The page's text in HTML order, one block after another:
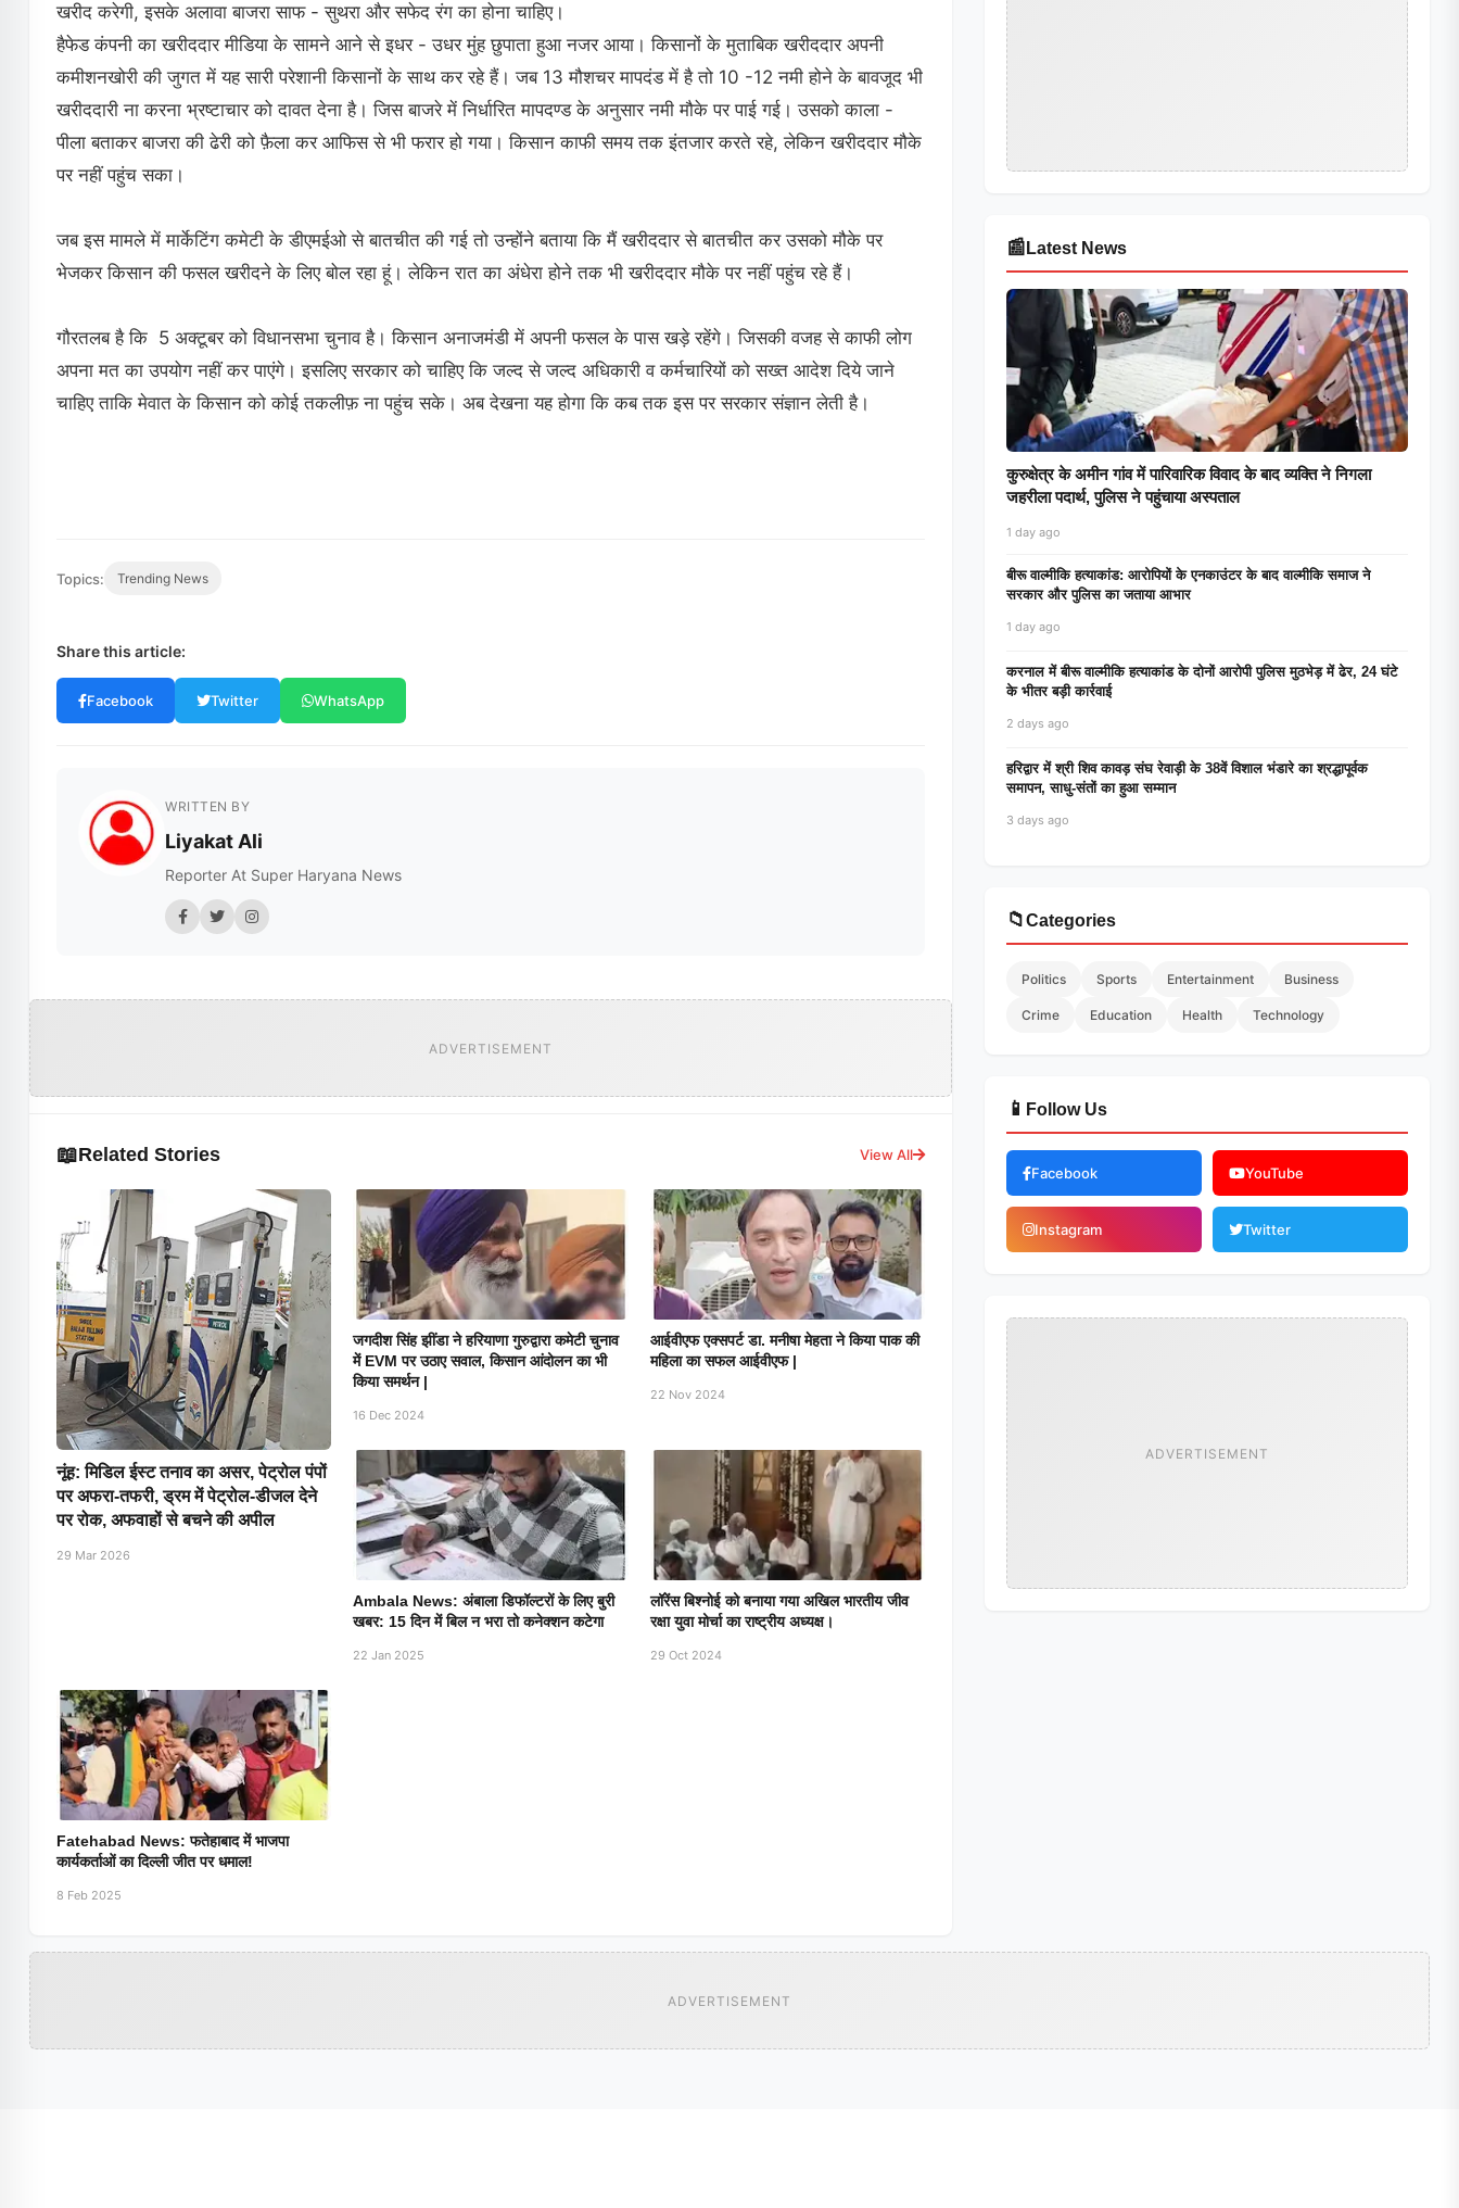
खरीद करेगी, इसके अलावा बाजरा साफ - सुथरा और सफेद रंग का होना चाहिए।
हैफेड कंपनी का खरीददार मीडिया के सामने आने से इधर - उधर मुंह छुपाता हुआ नजर आया। किसानों के मुताबिक खरीददार अपनी
कमीशनखोरी की जुगत में यह सारी परेशानी किसानों के साथ कर रहे हैं। जब 13 मौशचर मापदंड में है तो 10 -12 नमी होने के बावजूद भी
खरीददारी ना करना भ्रष्टाचार को दावत देना है। जिस बाजरे‌ में निर्धारित मापदण्ड के अनुसार नमी मौके पर पाई गई। उसको काला -
पीला बताकर बाजरा की ढेरी को फ़ैला कर आफिस से भी फरार हो गया। किसान काफी समय तक इंतजार करते रहे, लेकिन खरीददार मौके
पर नहीं पहुंच सका।
जब इस मामले में मार्केटिंग कमेटी के डीएमईओ से बातचीत की गई तो उन्होंने बताया कि मैं खरीददार से बातचीत कर उसको मौके पर
भेजकर किसान की फसल खरीदने के लिए बोल रहा हूं। लेकिन रात का अंधेरा होने तक भी खरीददार मौके पर नहीं पहुंच‌ रहे हैं।
गौरतलब है कि 5 अक्टूबर को विधानसभा चुनाव है। किसान अनाजमंडी में अपनी फसल के पास खड़े रहेंगे। जिसकी वजह से काफी लोग
अपना मत का उपयोग नहीं कर पाएंगे। इसलिए सरकार को चाहिए कि जल्द से जल्द अधिकारी व‌ कर्मचारियों को सख्त आदेश दिये‌ जाने‌
चाहिए ताकि मेवात के किसान को कोई तकलीफ़ ना पहुंच सके। अब देखना यह होगा कि कब तक इस पर सरकार संज्ञान लेती है।
Topics: Trending News
Share this article:
Facebook Twitter WhatsApp
WRITTEN BY
Liyakat Ali
Reporter At Super Haryana News
ADVERTISEMENT
📖Related Stories View All
नूंह: मिडिल ईस्ट तनाव का असर, पेट्रोल पंपों
पर अफरा-तफरी, ड्रम में पेट्रोल-डीजल देने
पर रोक, अफवाहों से बचने की अपील
29 Mar 2026
जगदीश सिंह झींडा ने हरियाणा गुरुद्वारा कमेटी चुनाव
में EVM पर उठाए सवाल, किसान आंदोलन का भी
किया समर्थन |
16 Dec 2024
आईवीएफ एक्सपर्ट डा. मनीषा मेहता ने किया पाक की
महिला का सफल आईवीएफ |
22 Nov 2024
Ambala News: अंबाला डिफॉल्टरों के लिए बुरी
खबर: 15 दिन में बिल न भरा तो कनेक्शन कटेगा
22 Jan 2025
लॉरेंस बिश्नोई को बनाया गया अखिल भारतीय जीव
रक्षा युवा मोर्चा का राष्ट्रीय अध्यक्ष।
29 Oct 2024
Fatehabad News: फतेहाबाद में भाजपा
कार्यकर्ताओं का दिल्ली जीत पर धमाल!
8 Feb 2025
📰 Latest News
कुरुक्षेत्र के अमीन गांव में पारिवारिक विवाद के बाद व्यक्ति ने निगला
जहरीला पदार्थ, पुलिस ने पहुंचाया अस्पताल
1 day ago
बीरू वाल्मीकि हत्याकांड: आरोपियों के एनकाउंटर के बाद वाल्मीकि समाज ने
सरकार और पुलिस का जताया आभार
1 day ago
करनाल में बीरू वाल्मीकि हत्याकांड के दोनों आरोपी पुलिस मुठभेड़ में ढेर, 24 घंटे
के भीतर बड़ी कार्रवाई
2 days ago
हरिद्वार में श्री शिव कावड़ संघ रेवाड़ी के 38वें विशाल भंडारे का श्रद्धापूर्वक
समापन, साधु-संतों का हुआ सम्मान
3 days ago
📁Categories
Politics Sports Entertainment Business
Crime Education Health Technology
📱 Follow Us
Facebook YouTube
Instagram Twitter
ADVERTISEMENT
ADVERTISEMENT